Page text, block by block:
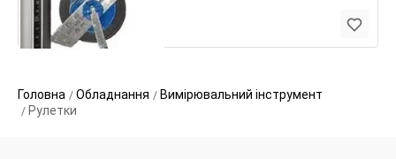
Головна Обладнання
Вимірювальний інструмент
Рулетки